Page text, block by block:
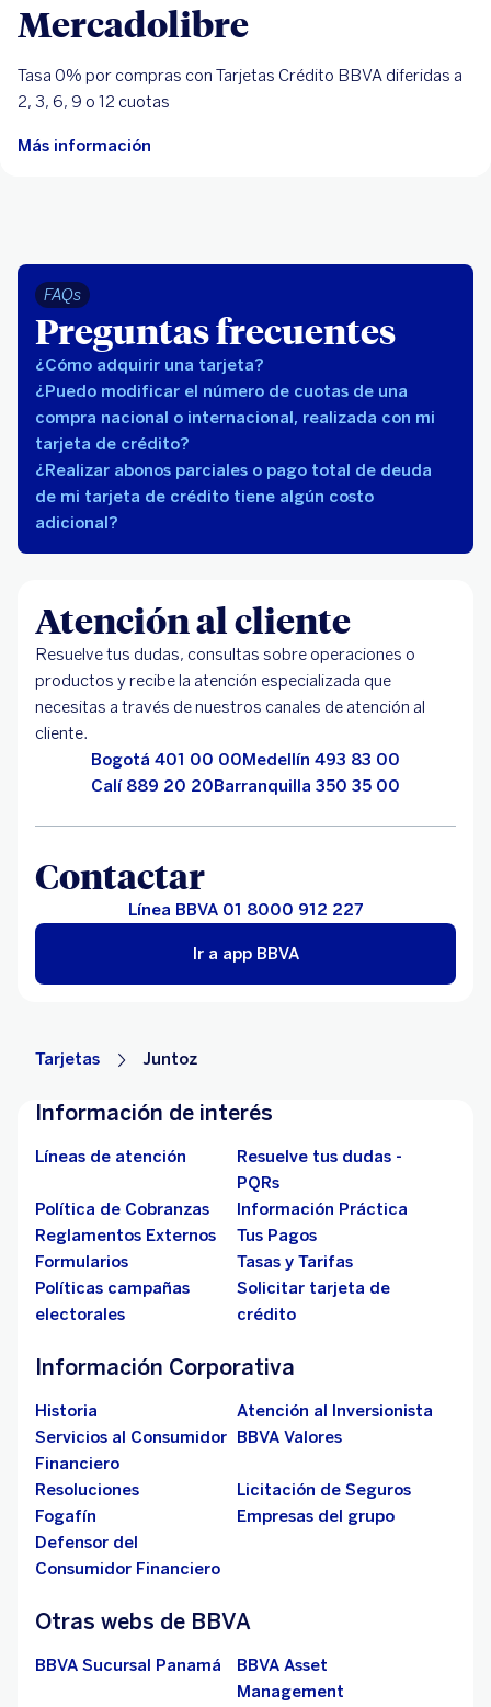
Mercadolibre
Tasa 0% por compras con Tarjetas Crédito BBVA diferidas a
2, 3, 6, 9 o 12 cuotas
Más información
FAQs
Preguntas frecuentes
¿Cómo adquirir una tarjeta?
¿Puedo modificar el número de cuotas de una
compra nacional o internacional, realizada con mi
tarjeta de crédito?
¿Realizar abonos parciales o pago total de deuda
de mi tarjeta de crédito tiene algún costo
adicional?
Atención al cliente
Resuelve tus dudas, consultas sobre operaciones o
productos y recibe la atención especializada que
necesitas a través de nuestros canales de atención al
cliente.
Bogotá 401 00 00Medellín 493 83 00
Calí 889 20 20Barranquilla 350 35 00
Contactar
Línea BBVA 01 8000 912 227
Ir a app BBVA
Tarjetas Juntoz
Información de interés
Líneas de atención
Resuelve tus dudas -
PQRs
Política de Cobranzas
Información Práctica
Reglamentos Externos
Tus Pagos
Formularios
Tasas y Tarifas
Políticas campañas
electorales
Solicitar tarjeta de
crédito
Información Corporativa
Historia
Atención al Inversionista
Servicios al Consumidor
Financiero
BBVA Valores
Resoluciones
Licitación de Seguros
Fogafín
Empresas del grupo
Defensor del
Consumidor Financiero
Otras webs de BBVA
BBVA Sucursal Panamá
BBVA Asset
Management